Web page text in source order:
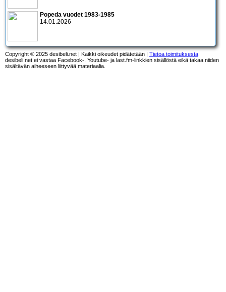
Popeda vuodet 1983-1985
14.01.2026
Copyright © 2025 desibeli.net | Kaikki oikeudet pidätetään | Tietoa toimituksesta
desibeli.net ei vastaa Facebook-, Youtube- ja last.fm-linkkien sisällöstä eikä takaa niiden
sisältävän aiheeseen liittyvää materiaalia.